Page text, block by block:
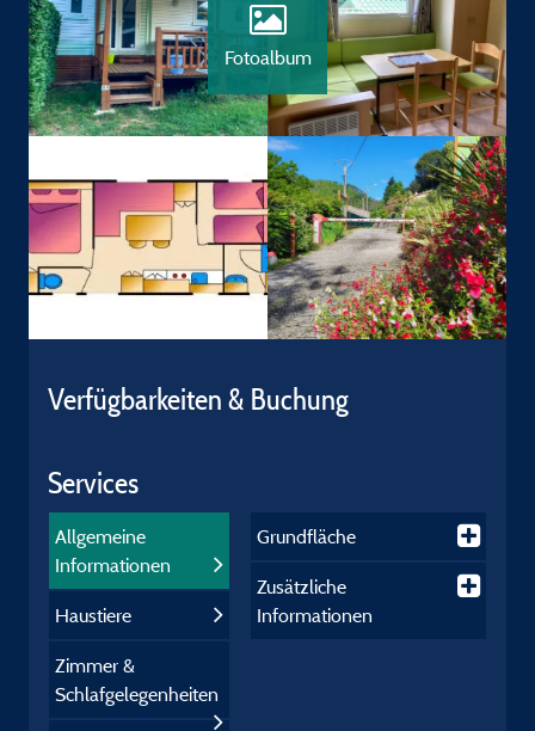
Fotoalbum
Verfügbarkeiten & Buchung
Services
Allgemeine
Informationen
Haustiere
Zimmer &
Schlafgelegenheiten
Grundfläche
Zusätzliche
Informationen